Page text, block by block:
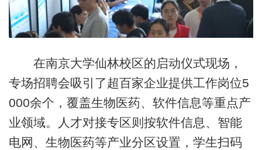
在南京大学仙林校区的启动仪式现场，
专场招聘会吸引了超百家企业提供工作岗位5
000余个，覆盖生物医药、软件信息等重点产
业领域。人才对接专区则按软件信息、智能
电网、生物医药等产业分区设置，学生扫码